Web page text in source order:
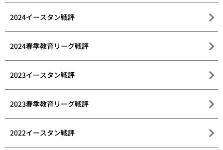
2024イースタン戦評
2024春季教育リーグ戦評
2023イースタン戦評
2023春季教育リーグ戦評
2022イースタン戦評